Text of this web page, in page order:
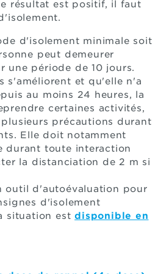
résultat est positif, il faut
d'isolement minimale soit
peut demeurer
une période de 10 jours.
s'améliorent et qu'elle n'a
au moins 24 heures, la
certaines activités,
précautions durant
Elle doit notamment
durant toute interaction
la distanciation de 2 m si
outil d'autoévaluation pour
d'isolement
situation estdisponible en